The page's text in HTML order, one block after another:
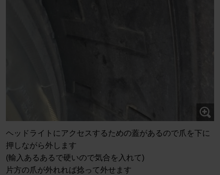
ヘッドライトにアクセスするための蓋があるので爪を下に
押しながら外します
(輸入あるあるで硬いので気合を入れて)
片方の爪が外れれば捻って外せます